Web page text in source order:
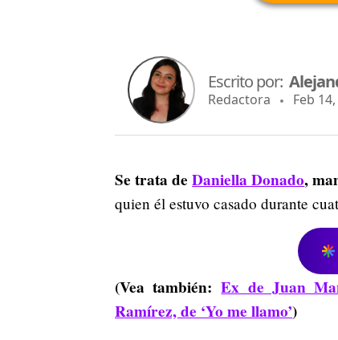
Escrito por:
Redactora Feb
Se trata deDaniella Donado,
quien él estuvo casado durante
(Vea también:Ex de Juan
Ramírez, de ‘Yo me llamo’)